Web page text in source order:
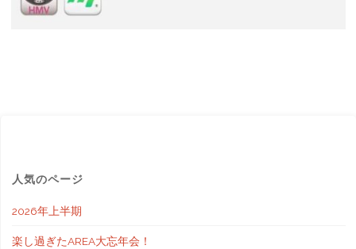
人気のページ
2026年上半期
楽し過ぎたAREA大忘年会！